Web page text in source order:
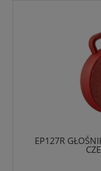
EP127R